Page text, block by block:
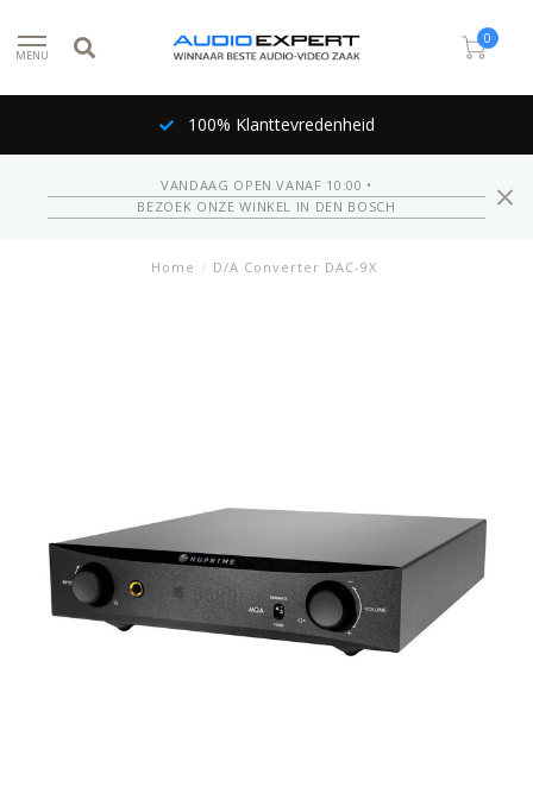
MENU
0
100% Klanttevredenheid
VANDAAG OPEN VANAF 10:00 •
BEZOEK ONZE WINKEL IN DEN BOSCH
Home / D/A Converter DAC-9X